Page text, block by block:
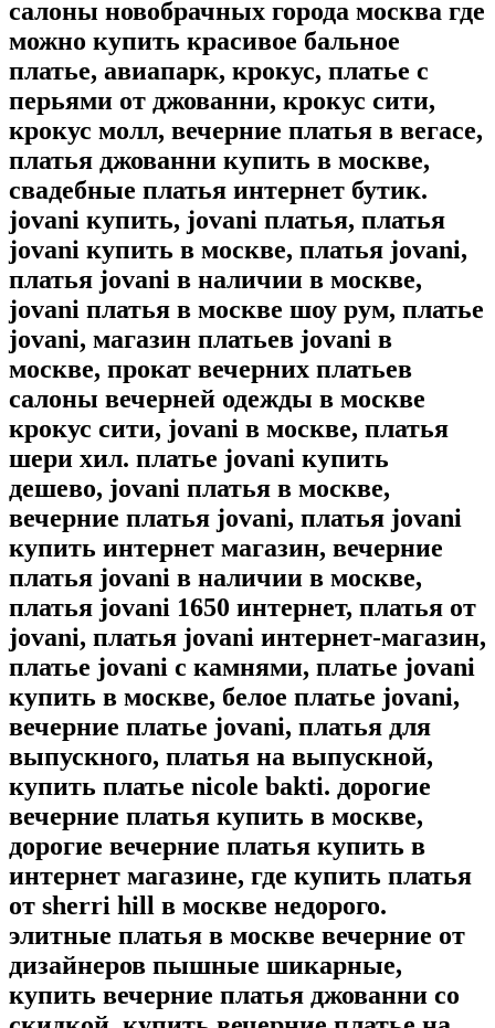
салоны новобрачных города москва где
можно купить красивое бальное
платье, авиапарк, крокус, платье с
перьями от джованни, крокус сити,
крокус молл, вечерние платья в вегасе,
платья джованни купить в москве,
свадебные платья интернет бутик.
jovani купить, jovani платья, платья
jovani купить в москве, платья jovani,
платья jovani в наличии в москве,
jovani платья в москве шоу рум, платье
jovani, магазин платьев jovani в
москве, прокат вечерних платьев
салоны вечерней одежды в москве
крокус сити, jovani в москве, платья
шери хил. платье jovani купить
дешево, jovani платья в москве,
вечерние платья jovani, платья jovani
купить интернет магазин, вечерние
платья jovani в наличии в москве,
платья jovani 1650 интернет, платья от
jovani, платья jovani интернет-магазин,
платье jovani с камнями, платье jovani
купить в москве, белое платье jovani,
вечерние платье jovani, платья для
выпускного, платья на выпускной,
купить платье nicole bakti. дорогие
вечерние платья купить в москве,
дорогие вечерние платья купить в
интернет магазине, где купить платья
от sherri hill в москве недорого.
элитные платья в москве вечерние от
дизайнеров пышные шикарные,
купить вечерние платья джованни со